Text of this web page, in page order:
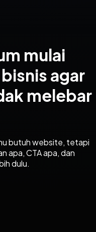
mulai
agar
melebar
butuh website, tetapi
apa, CTA apa, dan
dulu.